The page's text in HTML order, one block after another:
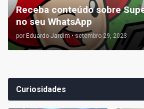
Receba conteúdo sobre
no seu WhatsApp
por Eduardo Jardim • setembro 29, 2023
Curiosidades